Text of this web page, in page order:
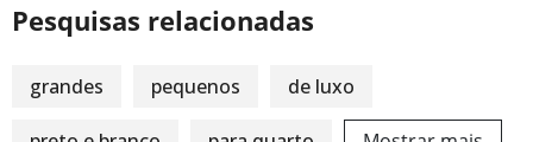
Pesquisas relacionadas
grandes pequenos de luxo